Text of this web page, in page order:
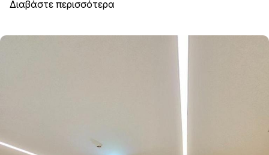
Διαβάστε περισσότερα